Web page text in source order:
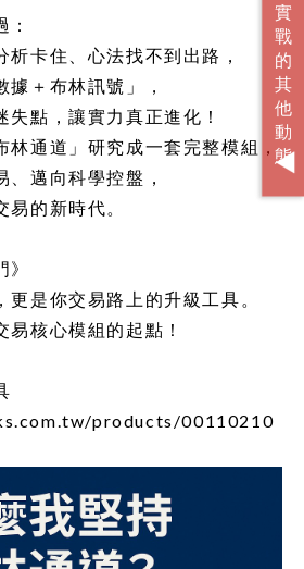
析卡住、心法找不到出路，
＋布林訊號」，
點，讓實力真正進化！
林通道」研究成一套完整模組，
邁向科學控盤，
的新時代。
是你交易路上的升級工具。
核心模組的起點！
products/00110210